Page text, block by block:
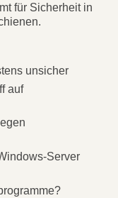
für Sicherheit in
unsicher
auf
Server